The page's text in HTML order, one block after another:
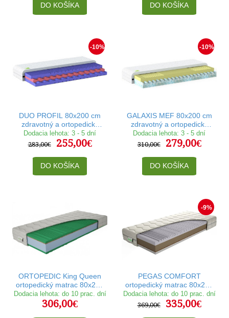
DO KOŠÍKA DO KOŠÍKA
-10%
DUO PROFIL 80x200 cm
zdravotný a ortopedický
matrac
Dodacia lehota: 3 - 5 dní
283,00€
255,00€
DO KOŠÍKA
-10%
GALAXIS MEF 80x200 cm
zdravotný a ortopedický
matrac
Dodacia lehota: 3 - 5 dní
310,00€
279,00€
DO KOŠÍKA
ORTOPEDIC King Queen
ortopedický matrac 80x200
cm
Dodacia lehota: do 10 prac. dní
306,00€
-9%
PEGAS COMFORT
ortopedický matrac 80x200
cm
Dodacia lehota: do 10 prac. dní
369,00€
335,00€